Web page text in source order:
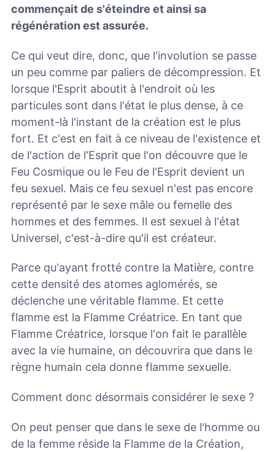
commençait de s'éteindre et ainsi sa
régénération est assurée.
Ce qui veut dire, donc, que l'involution se passe
un peu comme par paliers de décompression. Et
lorsque l'Esprit aboutit à l'endroit où les
particules sont dans l'état le plus dense, à ce
moment-là l'instant de la création est le plus
fort. Et c'est en fait à ce niveau de l'existence et
de l'action de l'Esprit que l'on découvre que le
Feu Cosmique ou le Feu de l'Esprit devient un
feu sexuel. Mais ce feu sexuel n'est pas encore
représenté par le sexe mâle ou femelle des
hommes et des femmes. Il est sexuel à l'état
Universel, c'est-à-dire qu'il est créateur.
Parce qu'ayant frotté contre la Matière, contre
cette densité des atomes aglomérés, se
déclenche une véritable flamme. Et cette
flamme est la Flamme Créatrice. En tant que
Flamme Créatrice, lorsque l'on fait le parallèle
avec la vie humaine, on découvrira que dans le
règne humain cela donne flamme sexuelle.
Comment donc désormais considérer le sexe ?
On peut penser que dans le sexe de l'homme ou
de la femme réside la Flamme de la Création,